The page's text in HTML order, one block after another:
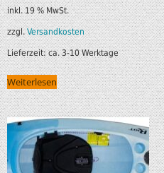
inkl. 19 % MwSt.
zzgl.Versandkosten
Lieferzeit:ca. 3-10 Werktage
Weiterlesen